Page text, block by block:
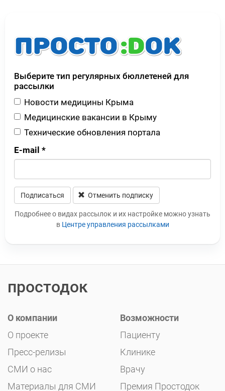
Выберите тип регулярных бюллетеней для
рассылки
Новости медицины Крыма
Медицинские вакансии в Крыму
Технические обновления портала
E-mail *
Подписаться Отменить подписку
Leave this field blank
Подробнее о видах рассылок и их настройке можно узнать
в Центре управления рассылками
простодок
О компании
О проекте
Пресс-релизы
СМИ о нас
Материалы для СМИ
Возможности
Пациенту
Клинике
Врачу
Премия Простодок